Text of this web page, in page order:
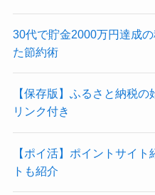
30代で貯金2000万円達成
た節約術
【保存版】ふるさと納税
リンク付き
【ポイ活】ポイントサイ
トも紹介